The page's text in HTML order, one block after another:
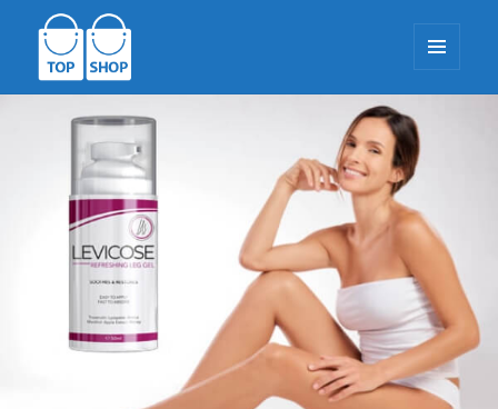
TopShop-EU.com
WIDGETI